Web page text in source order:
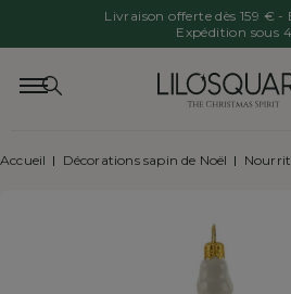
Livraison offerte dès 159 € -
Expédition sous
Accueil Décorations sapin de Noël